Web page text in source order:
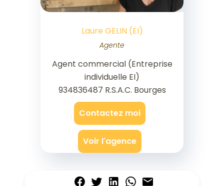
Laure GELIN (EI)
Agente
Agent commercial (Entreprise
individuelle EI)
934836487 R.S.A.C. Bourges
Contactez moi
Voir l'agence